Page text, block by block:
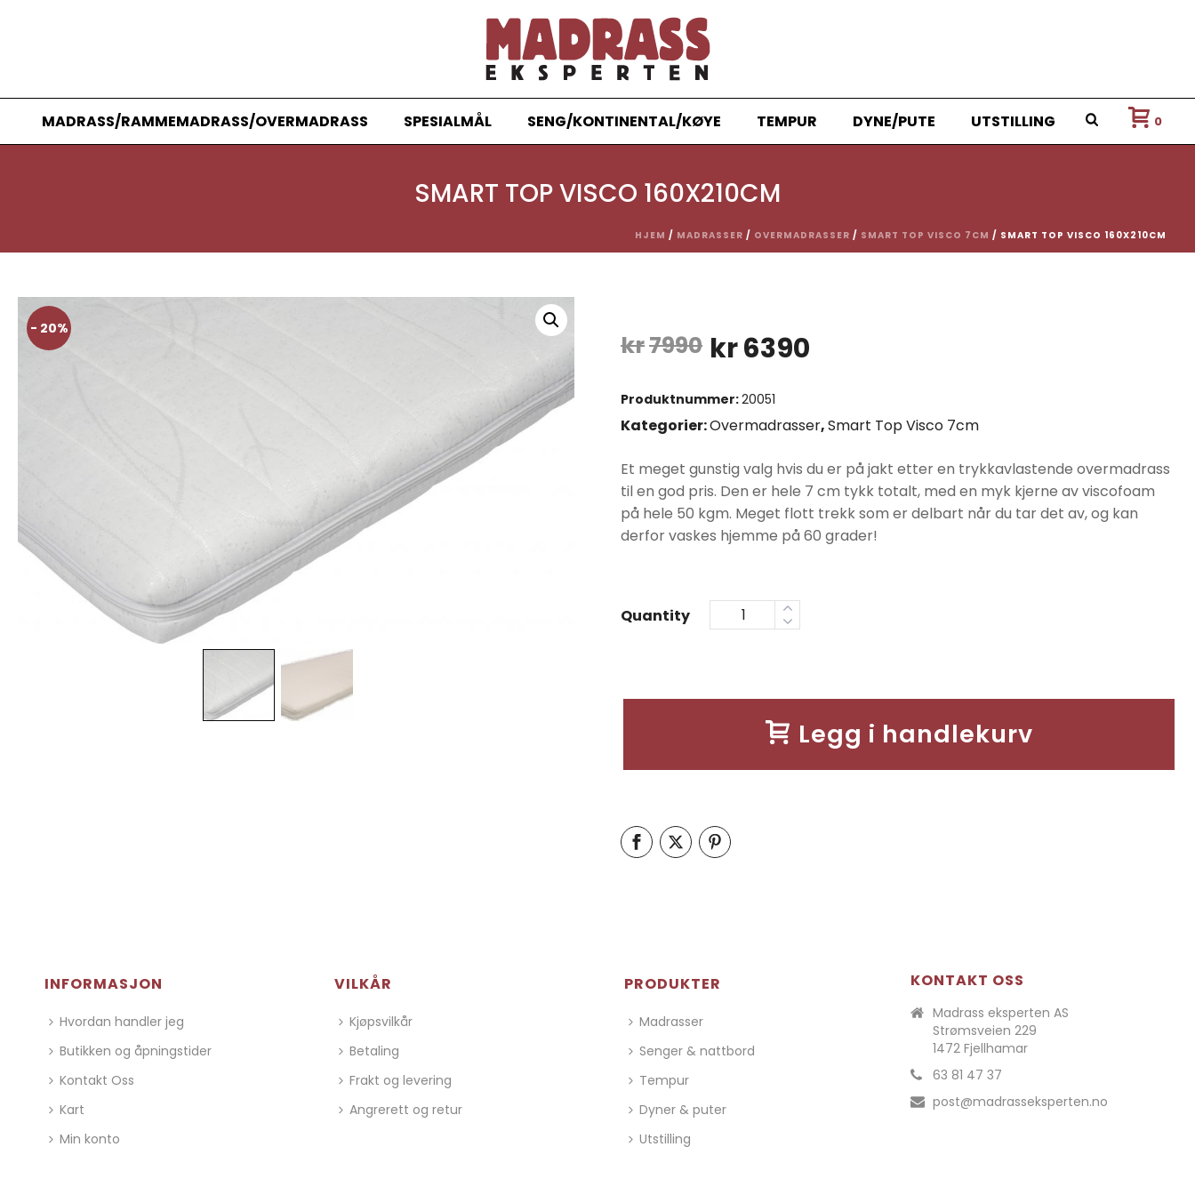
MADRASS/RAMMEMADRASS/OVERMADRASS SPESIALMÅL SENG/KONTINENTAL/KØYE TEMPUR DYNE/PUTE UTSTILLING 0
SMART TOP VISCO 160X210CM
HJEM / MADRASSER / OVERMADRASSER / SMART TOP VISCO 7CM / SMART TOP VISCO 160X210CM
- 20%
kr7990 Opprinnelig
pris
var:
kr7990.
kr6390
er:
kr6390.
Produktnummer:20051
Kategorier:Overmadrasser,Smart Top Visco 7cm
Et meget gunstig valg hvis du er på jakt etter en trykkavlastende overmadrass
til en god pris. Den er hele 7 cm tykk totalt, med en myk kjerne av viscofoam
på hele 50 kgm. Meget flott trekk som er delbart når du tar det av, og kan
derfor vaskes hjemme på 60 grader!
Quantity
Legg i handlekurv
INFORMASJON
Hvordan handler jeg
Butikken og åpningstider
Kontakt Oss
Kart
Min konto
VILKÅR
Kjøpsvilkår
Betaling
Frakt og levering
Angrerett og retur
PRODUKTER
Madrasser
Senger & nattbord
Tempur
Dyner & puter
Utstilling
KONTAKT OSS
Madrass eksperten AS
Strømsveien 229
1472 Fjellhamar
63 81 47 37
post@madrasseksperten.no